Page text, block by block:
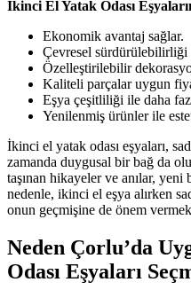
İkinci El Yatak Odası
Ekonomik avantaj sağlar.
Çevresel sürdürülebilirliği
Özelleştirilebilir
Kaliteli parçalar uygun
Eşya çeşitliliği ile daha
Yenilenmiş ürünler ile
İkinci el yatak odası eşyaları,
zamanda duygusal bir bağ da
taşınan hikayeler ve anılar,
nedenle, ikinci el eşya alırken
onun geçmişine de önem
Neden Çorlu’da
Odası Eşyaları